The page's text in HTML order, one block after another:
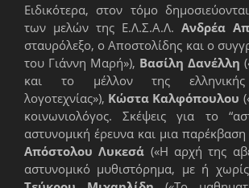
Ειδικότερα, στον τόμο
των μελών της Ε.Λ.Σ.Α.Λ. Ανδρέα
σταυρόλεξο, ο Αποστολίδης και ο
του Γιάννη Μαρή»), Βασίλη Δανέλλη
και το μέλλον της ελληνικής
λογοτεχνίας»), Κώστα Καλφόπουλου
κοινωνιολόγος. Σκέψεις για το
αστυνομική έρευνα και μια
Απόστολου Λυκεσά («Η αρχή της
αστυνομικό μυθιστόρημα, με ή